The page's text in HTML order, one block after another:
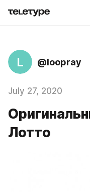
L @loopray
July 27, 2020
Лотто